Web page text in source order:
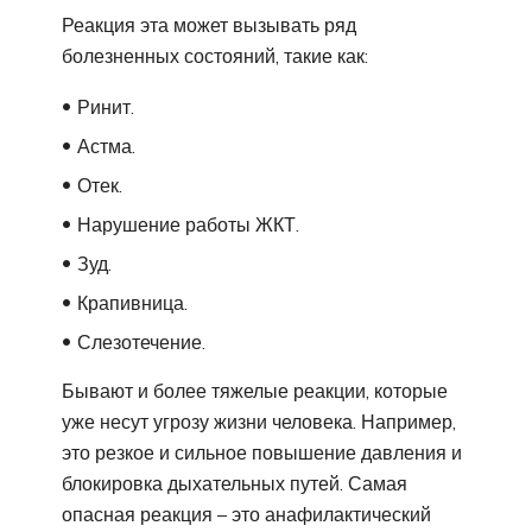
Реакция эта может вызывать ряд
болезненных состояний, такие как:
Ринит.
Астма.
Отек.
Нарушение работы ЖКТ.
Зуд.
Крапивница.
Слезотечение.
Бывают и более тяжелые реакции, которые
уже несут угрозу жизни человека. Например,
это резкое и сильное повышение давления и
блокировка дыхательных путей. Самая
опасная реакция – это анафилактический